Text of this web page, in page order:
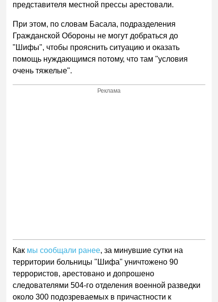
представителя местной прессы арестовали.
При этом, по словам Басала, подразделения
Гражданской Обороны не могут добраться до
"Шифы", чтобы прояснить ситуацию и оказать
помощь нуждающимся потому, что там "условия
очень тяжелые".
Реклама
Как мы сообщали ранее, за минувшие сутки на
территории больницы "Шифа" уничтожено 90
террористов, арестовано и допрошено
следователями 504-го отделения военной разведки
около 300 подозреваемых в причастности к